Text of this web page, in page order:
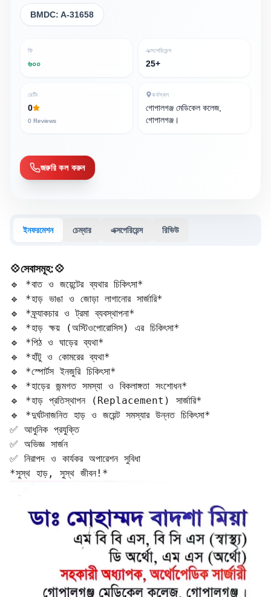
BMDC: A-31658
ফি
৬০০
এক্সপেরিয়েন্স
25+
রেটিং
0
0 Reviews
কর্মস্থল
গোপালগঞ্জ মেডিকেল কলেজ,
গোপালগঞ্জ।
জরুরি কল করুন
ইনফরমেশন চেম্বার এক্সপেরিয়েন্স রিভিউ
💠সেবাসমূহ:💠
🔹 *বাত ও জয়েন্টের ব্যথার চিকিৎসা*
🔹 *হাড় ভাঙা ও জোড়া লাগানোর সার্জারি*
🔹 *ফ্র্যাকচার ও ট্রমা ব্যবস্থাপনা*
🔹 *হাড় ক্ষয় (অস্টিওপোরোসিস) এর চিকিৎসা*
🔹 *পিঠ ও ঘাড়ের ব্যথা*
🔹 *হাঁটু ও কোমরের ব্যথা*
🔹 *স্পোর্টস ইনজুরি চিকিৎসা*
🔹 *হাড়ের জন্মগত সমস্যা ও বিকলাঙ্গতা সংশোধন*
🔹 *হাড় প্রতিস্থাপন (Replacement) সার্জারি*
🔹 *দুর্ঘটনাজনিত হাড় ও জয়েন্ট সমস্যার উন্নত চিকিৎসা*
✅ আধুনিক প্রযুক্তি
✅ অভিজ্ঞ সার্জন
✅ নিরাপদ ও কার্যকর অপারেশন সুবিধা
*সুস্থ হাড়, সুস্থ জীবন!*